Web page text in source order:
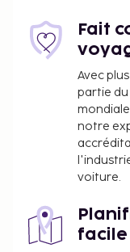
Les animaux
aucuns frais.
La liste ci-
frais et
taxe et sont
Les parents
enfant de
son certificat
d'identité
exemple) à
accompagné
Fait
Avec
partie
notre
voiture.
facile